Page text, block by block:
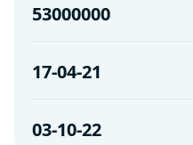
53000000
17-04-21
03-10-22